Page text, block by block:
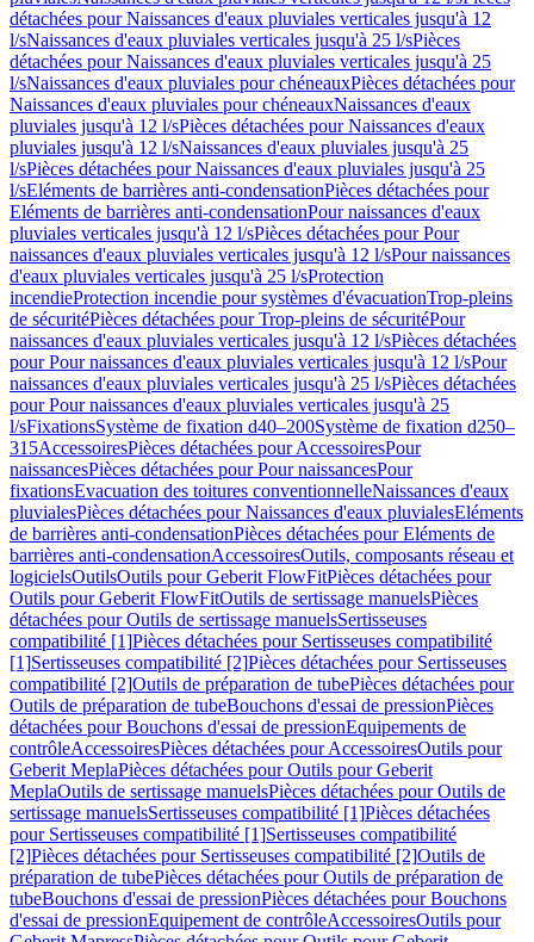
détachées pour Naissances d'eaux pluviales verticales jusqu'à 12
l/sNaissances d'eaux pluviales verticales jusqu'à 25 l/sPièces
détachées pour Naissances d'eaux pluviales verticales jusqu'à 25
l/sNaissances d'eaux pluviales pour chéneauxPièces détachées pour
Naissances d'eaux pluviales pour chéneauxNaissances d'eaux
pluviales jusqu'à 12 l/sPièces détachées pour Naissances d'eaux
pluviales jusqu'à 12 l/sNaissances d'eaux pluviales jusqu'à 25
l/sPièces détachées pour Naissances d'eaux pluviales jusqu'à 25
l/sEléments de barrières anti-condensationPièces détachées pour
Eléments de barrières anti-condensationPour naissances d'eaux
pluviales verticales jusqu'à 12 l/sPièces détachées pour Pour
naissances d'eaux pluviales verticales jusqu'à 12 l/sPour naissances
d'eaux pluviales verticales jusqu'à 25 l/sProtection
incendieProtection incendie pour systèmes d'évacuationTrop-pleins
de sécuritéPièces détachées pour Trop-pleins de sécuritéPour
naissances d'eaux pluviales verticales jusqu'à 12 l/sPièces détachées
pour Pour naissances d'eaux pluviales verticales jusqu'à 12 l/sPour
naissances d'eaux pluviales verticales jusqu'à 25 l/sPièces détachées
pour Pour naissances d'eaux pluviales verticales jusqu'à 25
l/sFixationsSystème de fixation d40–200Système de fixation d250–
315AccessoiresPièces détachées pour AccessoiresPour
naissancesPièces détachées pour Pour naissancesPour
fixationsEvacuation des toitures conventionnelleNaissances d'eaux
pluvialesPièces détachées pour Naissances d'eaux pluvialesEléments
de barrières anti-condensationPièces détachées pour Eléments de
barrières anti-condensationAccessoiresOutils, composants réseau et
logicielsOutilsOutils pour Geberit FlowFitPièces détachées pour
Outils pour Geberit FlowFitOutils de sertissage manuelsPièces
détachées pour Outils de sertissage manuelsSertisseuses
compatibilité [1]Pièces détachées pour Sertisseuses compatibilité
[1]Sertisseuses compatibilité [2]Pièces détachées pour Sertisseuses
compatibilité [2]Outils de préparation de tubePièces détachées pour
Outils de préparation de tubeBouchons d'essai de pressionPièces
détachées pour Bouchons d'essai de pressionEquipements de
contrôleAccessoiresPièces détachées pour AccessoiresOutils pour
Geberit MeplaPièces détachées pour Outils pour Geberit
MeplaOutils de sertissage manuelsPièces détachées pour Outils de
sertissage manuelsSertisseuses compatibilité [1]Pièces détachées
pour Sertisseuses compatibilité [1]Sertisseuses compatibilité
[2]Pièces détachées pour Sertisseuses compatibilité [2]Outils de
préparation de tubePièces détachées pour Outils de préparation de
tubeBouchons d'essai de pressionPièces détachées pour Bouchons
d'essai de pressionEquipement de contrôleAccessoiresOutils pour